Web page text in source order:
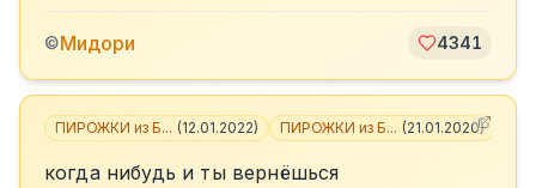
©Мидори 4341
ПИРОЖКИ из Б... (12.01.2022) ПИРОЖКИ из Б... (21.01.2020)
когда нибудь и ты вернёшься